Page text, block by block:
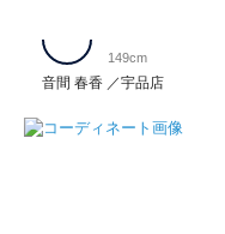
音間 春香 宇品店
149cm